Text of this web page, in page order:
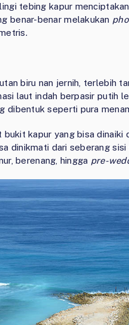
tebing kapur
benar-benar melakukan
biru nan jernih, terlebih
laut indah berpasir putih
dibentuk seperti pura
kapur yang bisa dinaiki
dinikmati dari seberang
berenang, hingga pre-